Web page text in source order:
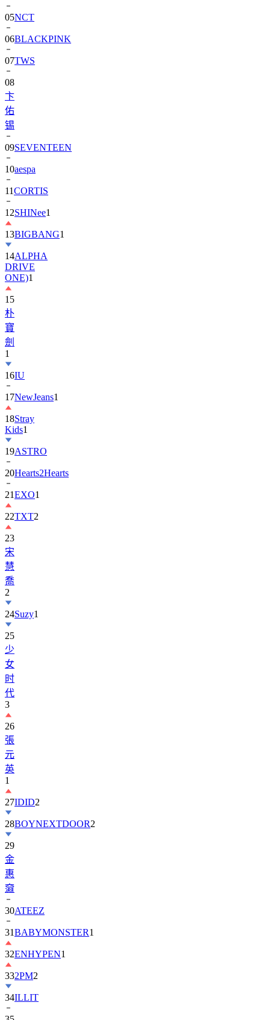
06BLACKPINK
07TWS
08
卞
佑
锡
09
10aespa
11CORTIS
12SHINee1
13BIGBANG
14ALPHA
DRIVE
ONE)1
15
朴
寶
劍
1
16
17NewJeans
18Stray
Kids
19ASTRO
20Hearts2Hearts
21EXO1
22TXT2
23
宋
慧
喬
2
24
25
少
女
时
代
3
26
張
元
英
1
27
28BOYNEXTDOOR
29
金
惠
奫
30
31BABYMONSTER
32ENHYPEN1
332PM2
34ILLIT
35
丁